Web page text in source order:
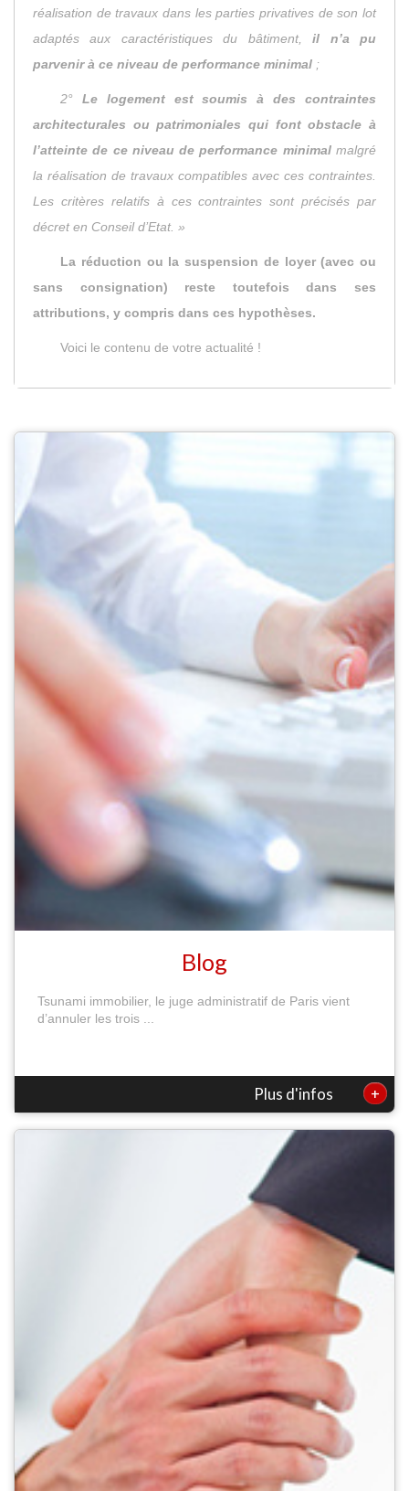
réalisation de travaux dans les parties privatives de son lot
adaptés aux caractéristiques du bâtiment,il n’a pu
parvenir à ce niveau de performance minimal ;
2° Le logement est soumis à des contraintes
architecturales ou patrimoniales qui font obstacle à
l’atteinte de ce niveau de performance minimalmalgré
la réalisation de travaux compatibles avec ces contraintes.
Les critères relatifs à ces contraintes sont précisés par
décret en Conseil d’Etat. »
La réduction ou la suspension de loyer (avec ou
sans consignation) reste toutefois dans ses
attributions, y compris dans ces hypothèses.
Voici le contenu de votre actualité !
Blog
Tsunami immobilier, le juge administratif de Paris vient
d’annuler les trois ...
Plus d'infos +